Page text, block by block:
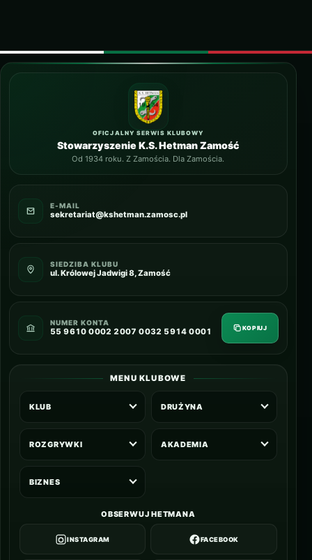
OFICJALNY SERWIS KLUBOWY
Stowarzyszenie K.S. Hetman Zamość
Od 1934 roku. Z Zamościa. Dla Zamościa.
E-MAIL
sekretariat@kshetman.zamosc.pl
SIEDZIBA KLUBU
ul. Królowej Jadwigi 8, Zamość
NUMER KONTA
55 9610 0002 2007 0032 5914 0001 KOPIUJ
MENU KLUBOWE
KLUB DRUŻYNA
ROZGRYWKI AKADEMIA
BIZNES
OBSERWUJ HETMANA
INSTAGRAM FACEBOOK